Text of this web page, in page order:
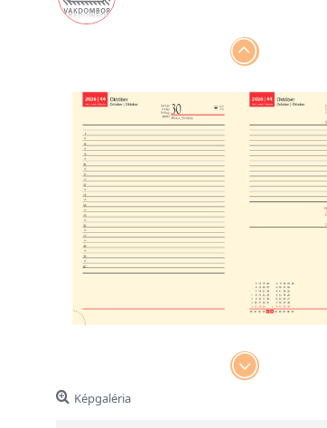
Képgaléria